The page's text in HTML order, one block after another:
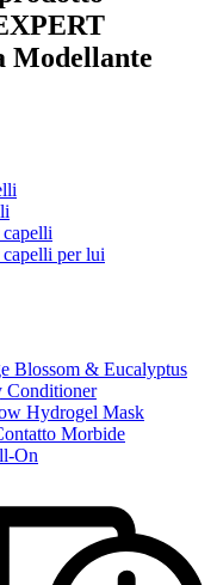
Modellante
per lui
Blossom & Eucalyptus
Conditioner
Hydrogel Mask
Morbide
On